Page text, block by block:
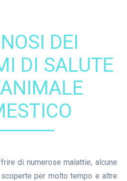
DEI
DI SALUTE
di numerose malattie, alcune
per molto tempo e altre